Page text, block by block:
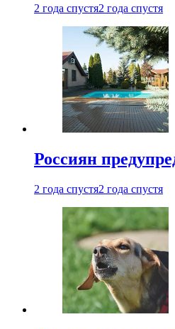
2 года спустя2 года спустя
Россиян
2 года спустя2 года спустя